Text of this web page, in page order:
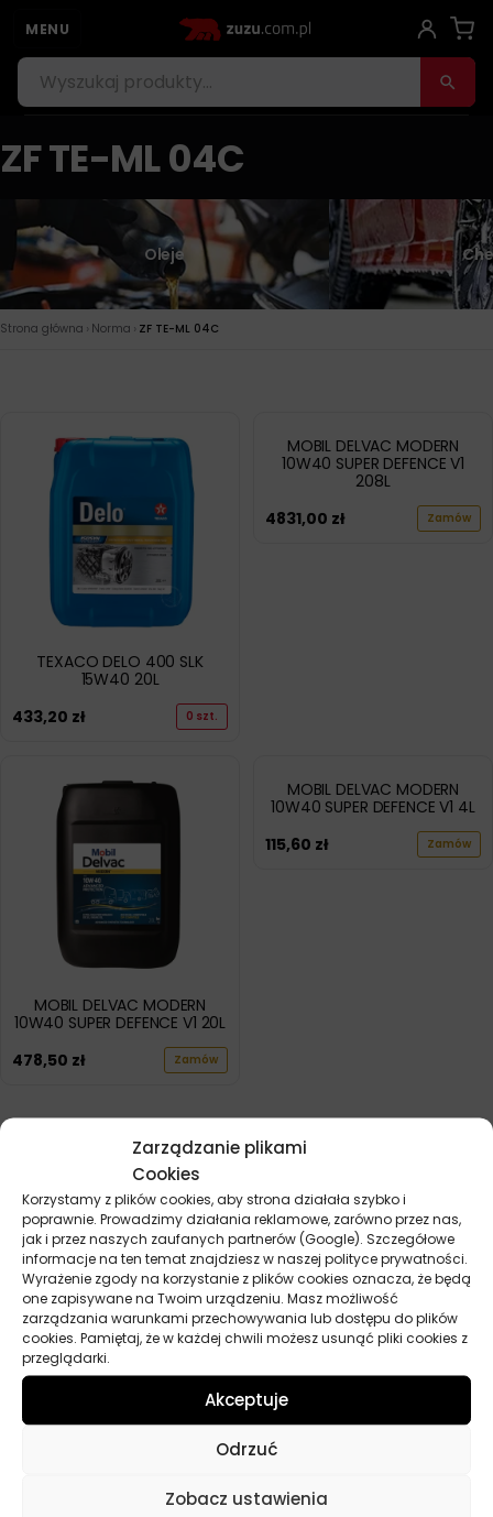
Zarządzanie plikami
Cookies
Korzystamy z plików cookies, aby strona działała szybko i
poprawnie. Prowadzimy działania reklamowe, zarówno przez nas,
jak i przez naszych zaufanych partnerów (Google). Szczegółowe
informacje na ten temat znajdziesz w naszej polityce prywatności.
Wyrażenie zgody na korzystanie z plików cookies oznacza, że będą
one zapisywane na Twoim urządzeniu. Masz możliwość
zarządzania warunkami przechowywania lub dostępu do plików
cookies. Pamiętaj, że w każdej chwili możesz usunąć pliki cookies z
przeglądarki.
Akceptuje
Odrzuć
Zobacz ustawienia
MENU
ZF TE-ML 04C
Oleje
Strona główna › Norma › ZF TE-ML 04C
TEXACO DELO 400 SLK
15W40 20L
433,20 zł 0 szt.
MOBIL DELVAC MODERN
10W40 SUPER DEFENCE V1
208L
4831,00 zł Zamów
MOBIL DELVAC MODERN
10W40 SUPER DEFENCE V1 20L
478,50 zł Zamów
MOBIL DELVAC MODERN
10W40 SUPER DEFENCE V1 4L
115,60 zł Zamów
Przydatne linki
Oleje
Chemia
Akcesoria